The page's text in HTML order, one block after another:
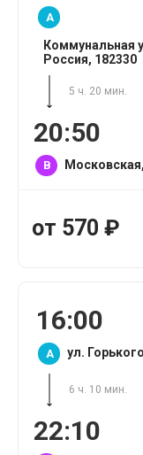
A
Коммунальная
Россия, 182330
5 ч. 20 мин.
20:50
B
от 570 ₽
16:00
A ул.
6 ч. 10 мин.
22:10